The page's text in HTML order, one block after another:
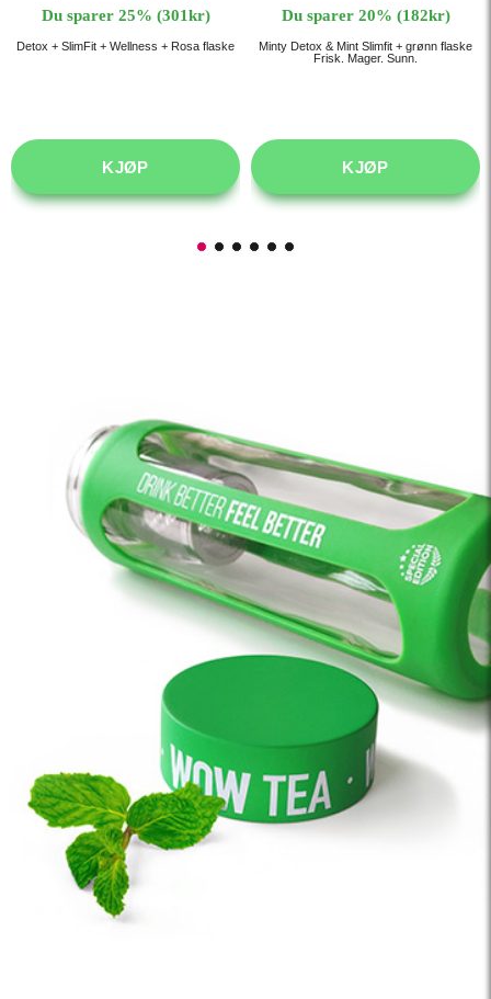
Du sparer 25% (301kr)
Detox + SlimFit + Wellness + Rosa flaske
KJØP
Du sparer 20% (182kr)
Minty Detox & Mint Slimfit + grønn flaske
Frisk. Mager. Sunn.
KJØP